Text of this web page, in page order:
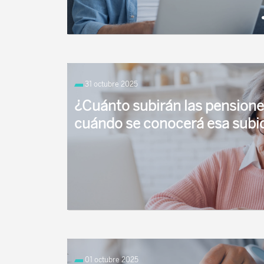
El Gobierno ha aprobado el 23 de diciembre el
Real Decreto-ley 16/2025, que establece una
subida general de las pensiones para 2026 del
31 octubre 2025
¿Cuánto subirán las
cuándo se conocerá esa
Las pensiones contributivas, entre ellas las
permanente y viudedad, se revalorizan cada
01 octubre 2025